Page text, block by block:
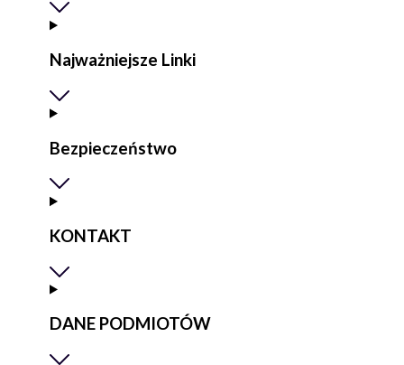
Najważniejsze Linki
Bezpieczeństwo
KONTAKT
DANE PODMIOTÓW